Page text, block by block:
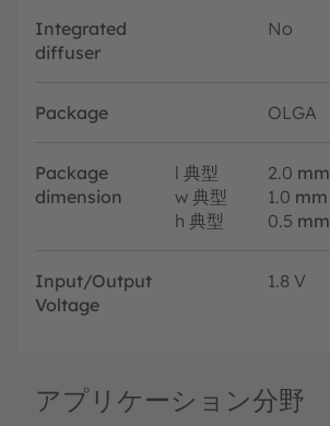
Integrated
diffuser
No
Package OLGA
Package
dimension
l 典型 2.0 mm
w 典型 1.0 mm
h 典型 0.5 mm
Input/Output
Voltage
1.8 V
アプリケーション分野